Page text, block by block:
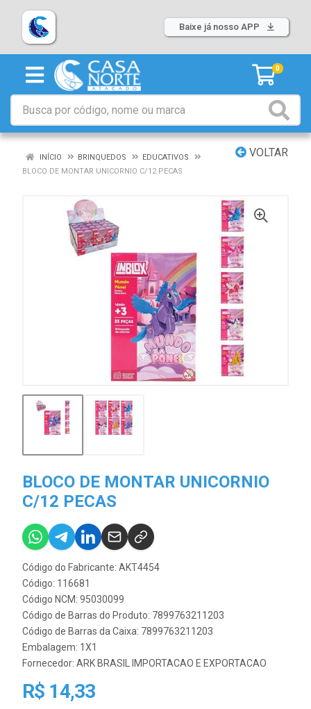
Baixe já nosso APP
0
VOLTAR
INÍCIO BRINQUEDOS
EDUCATIVOS
BLOCO DE MONTAR UNICORNIO C/12 PECAS
BLOCO DE MONTAR UNICORNIO
C/12 PECAS
Código do Fabricante: AKT4454
Código: 116681
Código NCM: 95030099
Código de Barras do Produto: 7899763211203
Código de Barras da Caixa: 7899763211203
Embalagem: 1X1
Fornecedor: ARK BRASIL IMPORTACAO E EXPORTACAO
R$ 14,33